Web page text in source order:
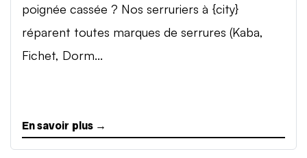
poignée cassée ? Nos serruriers à {city}
réparent toutes marques de serrures (Kaba,
Fichet, Dorm...
En savoir plus →